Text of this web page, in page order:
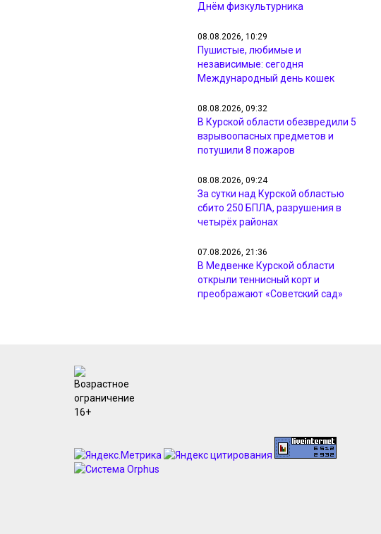
Днём физкультурника
08.08.2026, 10:29
Пушистые, любимые и
независимые: сегодня
Международный день кошек
08.08.2026, 09:32
В Курской области обезвредили 5
взрывоопасных предметов и
потушили 8 пожаров
08.08.2026, 09:24
За сутки над Курской областью
сбито 250 БПЛА, разрушения в
четырёх районах
07.08.2026, 21:36
В Медвенке Курской области
открыли теннисный корт и
преображают «Советский сад»
гимназии и центра «Русь»